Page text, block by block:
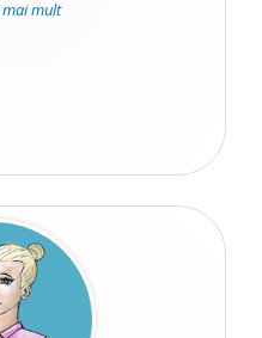
mai mult